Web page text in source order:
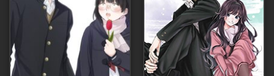
Tập 10
Tập 11
Tập 12